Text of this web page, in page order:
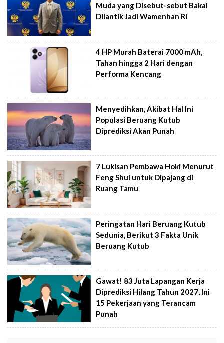
Muda yang Disebut-sebut Bakal
Dilantik Jadi Wamenhan RI
4 HP Murah Baterai 7000 mAh,
Tahan hingga 2 Hari dengan
Performa Kencang
Menyedihkan, Akibat Hal Ini
Populasi Beruang Kutub
Diprediksi Akan Punah
7 Lukisan Pembawa Hoki Menurut
Feng Shui untuk Dipajang di
Ruang Tamu
Peringatan Hari Beruang Kutub
Sedunia, Berikut 3 Fakta Unik
Beruang Kutub
Gawat! 83 Juta Lapangan Kerja
Diprediksi Hilang Tahun 2027, Ini
15 Pekerjaan yang Terancam
Punah